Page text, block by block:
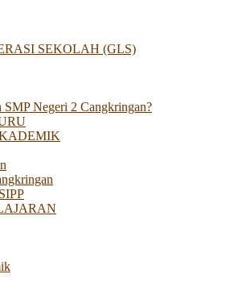
SEKOLAH (GLS)
Negeri 2 Cangkringan?